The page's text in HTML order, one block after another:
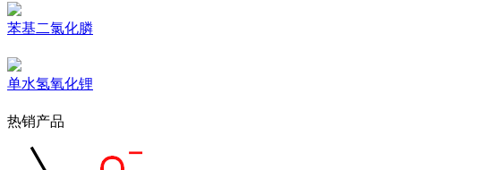
苯基二氯化膦
单水氢氧化锂
热销产品